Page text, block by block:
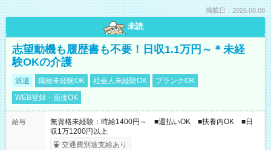
掲載日：2026.08.08
未読
志望動機も履歴書も不要！日収1.1万円～＊未経
験OKの介護
派遣 職種未経験OK 社会人未経験OK
ブランクOK
WEB登録・面接OK
給与
無資格未経験：時給1400円～ ■週払いOK ■扶養内OK ■日
収1万1200円以上
交通費別途支給あり